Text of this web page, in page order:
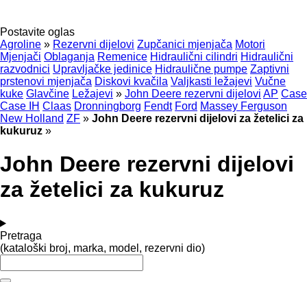
Postavite oglas
Agroline » Rezervni dijelovi Zupčanici mjenjača Motori
Mjenjači Oblaganja Remenice Hidraulični cilindri Hidraulični
razvodnici Upravljačke jedinice Hidraulične pumpe Zaptivni
prstenovi mjenjača Diskovi kvačila Valjkasti ležajevi Vučne
kuke Glavčine Ležajevi » John Deere rezervni dijelovi AP Case
Case IH Claas Dronningborg Fendt Ford Massey Ferguson
New Holland ZF » John Deere rezervni dijelovi za žetelici za
kukuruz »
John Deere rezervni dijelovi
za žetelici za kukuruz
Pretraga
(kataloški broj, marka, model, rezervni dio)